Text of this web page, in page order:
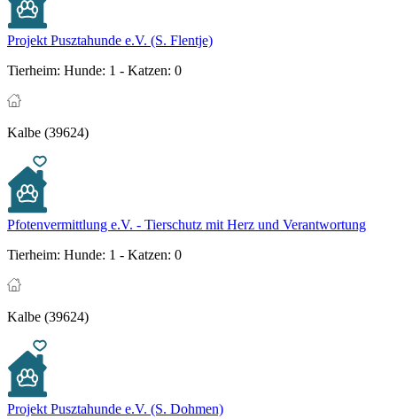
Projekt Pusztahunde e.V. (S. Flentje)
Tierheim: Hunde: 1 - Katzen: 0
Kalbe (39624)
Pfotenvermittlung e.V. - Tierschutz mit Herz und Verantwortung
Tierheim: Hunde: 1 - Katzen: 0
Kalbe (39624)
Projekt Pusztahunde e.V. (S. Dohmen)